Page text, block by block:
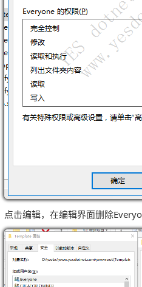
点击编辑，在编辑界面删除